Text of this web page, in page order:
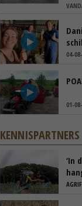
04-
01-
KENNISPARTNERS
‘In